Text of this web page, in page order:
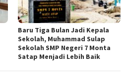
Baru Tiga Bulan Jadi Kepala
Sekolah, Muhammad Sulap
Sekolah SMP Negeri 7 Monta
Satap Menjadi Lebih Baik